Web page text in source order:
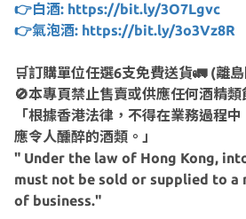
👉白酒: https://bit.ly/3O7Lgvc
👉氣泡酒: https://bit.ly/3o3Vz8R
🛒訂購單位任選6支免費送貨🚛 (離
🚫本專頁禁止售賣或供應任何酒精
「根據香港法律，不得在業務過程
應令人醺醉的酒類。」
" Under the law of Hong Kong,
must not be sold or supplied to a
of business."